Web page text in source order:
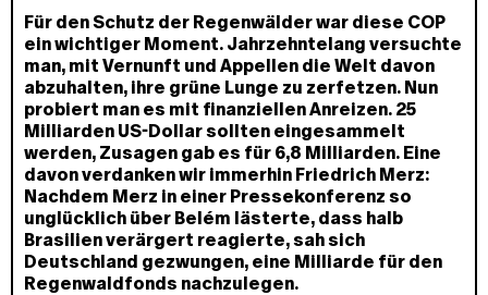
Für den Schutz der Regenwälder war diese COP
ein wichtiger Moment. Jahrzehntelang versuchte
man, mit Vernunft und Appellen die Welt davon
abzuhalten, ihre grüne Lunge zu zerfetzen. Nun
probiert man es mit finanziellen Anreizen. 25
Milliarden US-Dollar sollten eingesammelt
werden, Zusagen gab es für 6,8 Milliarden. Eine
davon verdanken wir immerhin Friedrich Merz:
Nachdem Merz in einer Pressekonferenz so
unglücklich über Belém lästerte, dass halb
Brasilien verärgert reagierte, sah sich
Deutschland gezwungen, eine Milliarde für den
Regenwaldfonds nachzulegen.